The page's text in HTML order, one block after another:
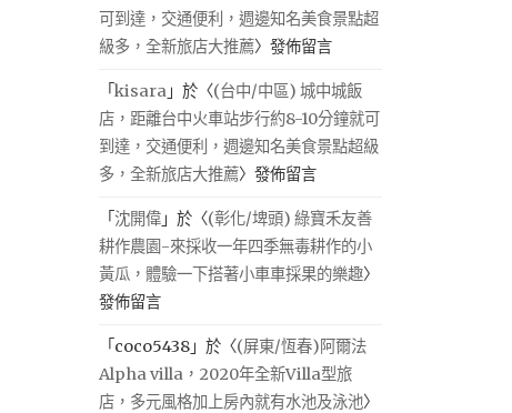
可到達，交通便利，週邊知名美食景點超
級多，全新旅店大推薦〉發佈留言
「kisara 」於〈(台中/中區) 城中城飯
店，距離台中火車站步行約8-10分鐘就可
到達，交通便利，週邊知名美食景點超級
多，全新旅店大推薦〉發佈留言
「沈開偉 」於〈(彰化/埤頭) 綠寶禾友善
耕作農園-來採收一年四季無毒耕作的小
黃瓜，體驗一下搭著小車車採果的樂趣〉
發佈留言
「 coco5438 」於〈(屏東/恆春)阿爾法
Alpha villa，2020年全新Villa型旅
店，多元風格加上房內就有水池及泳池〉